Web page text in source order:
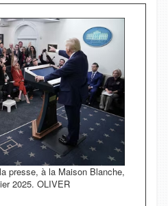
presse, à la Maison Blanche,
2025. OLIVER